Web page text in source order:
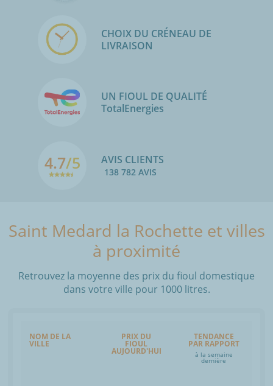
CHOIX DU CRÉNEAU DE
LIVRAISON
UN FIOUL DE QUALITÉ
TotalEnergies
4.7/5 AVIS CLIENTS
138 782 AVIS
Saint Medard la Rochette et villes
à proximité
Retrouvez la moyenne des prix du fioul domestique
dans votre ville pour 1000 litres.
NOM DE LA
VILLE
PRIX DU
FIOUL
AUJOURD'HUI
TENDANCE
PAR RAPPORT
à la semaine
dernière